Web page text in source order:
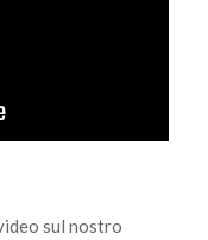
sul nostro